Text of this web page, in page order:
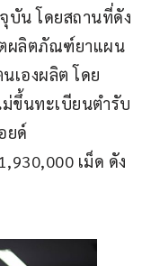
บัน โดยสถานที่ดัง
ผลิตภัณฑ์ยาแผน
เองผลิต โดย
ขึ้นทะเบียนตำรับ
ยด์
เม็ด ดัง